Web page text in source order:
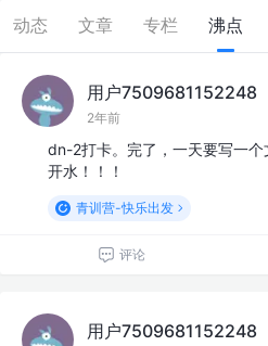
动态 文章 专栏 沸点
用户7509681152248
2年前
dn-2打卡。完了，一天要写一个
开水！！！
青训营-快乐出发
评论
用户7509681152248